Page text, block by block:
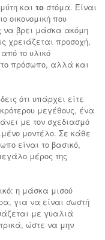
μύτη και το στόμα. Είναι
οικονομική που
να βρει μάσκα ακόμη
χρειάζεται προσοχή,
το υλικό
πρόσωπο, αλλά και
ότι υπάρχει είτε
μεγέθους, ένα
με τον σχεδιασμό
μοντέλο. Σε κάθε
είναι το βασικό,
μέρος της
η μάσκα μισού
για να είναι σωστή
με γυαλιά
ώστε να μην